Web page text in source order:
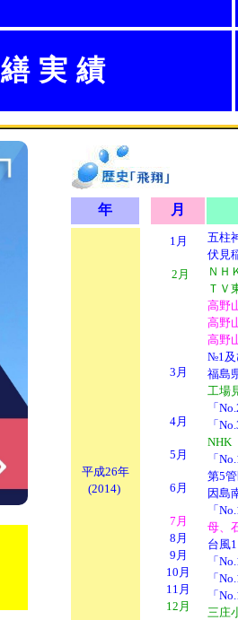
実績
年 月
平成26年
(2014)
1月
2月
3月
4月
5月
6月
7月
8月
9月
10月
11月
12月
五柱
伏見
ＮＨ
ＴＶ
高野
高野
高野
№1及
福島
工場
「
「
NHK
「
第5
因島
「
母、
台風
「
「
「
三庄